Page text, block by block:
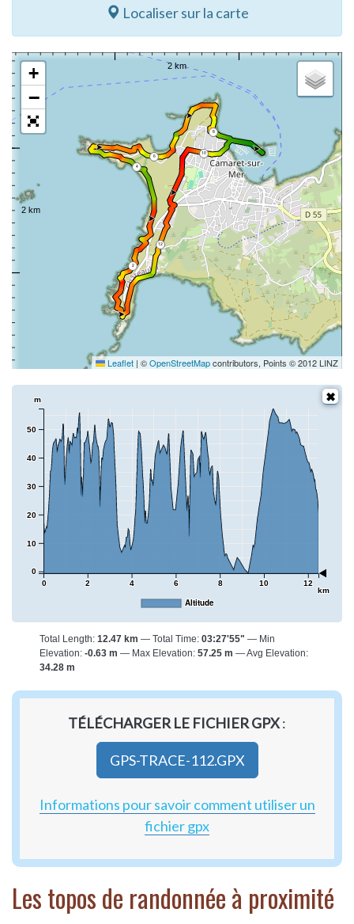
Localiser sur la carte
8
4
12
2
6
10
+
−
Leaflet | ©OpenStreetMapcontributors, Points © 2012 LINZ
0 2 4 6 8 10 12
km
0
10
20
30
40
50
m
Altitude
Total Length: 12.47 km Total Time: 03:27'55"
Min
Elevation: -0.63 m Max Elevation: 57.25 m
Avg Elevation:
34.28 m
TÉLÉCHARGER LE FICHIER GPX:
GPS-TRACE-112.GPX
Informations pour savoir comment utiliser un
fichier gpx
Les topos de randonnée à proximité